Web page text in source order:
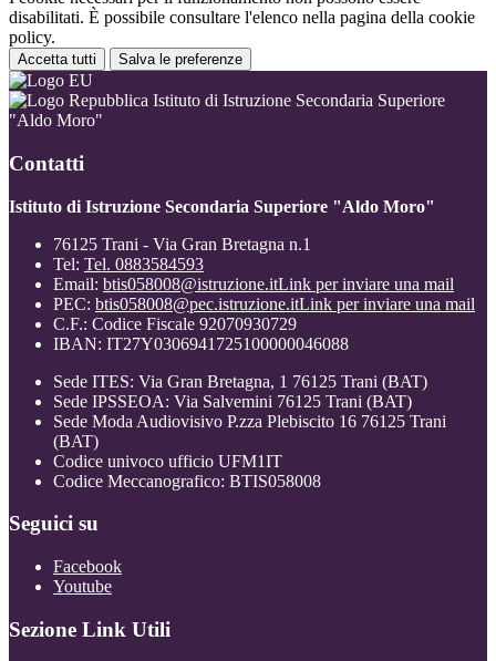
disabilitati. È possibile consultare l'elenco nella pagina della cookie
policy.
Accetta tutti Salva le preferenze
Istituto di Istruzione Secondaria Superiore
"Aldo Moro"
Contatti
Istituto di Istruzione Secondaria Superiore "Aldo Moro"
76125 Trani - Via Gran Bretagna n.1
Tel: Tel. 0883584593
Email: btis058008@istruzione.itLink per inviare una mail
PEC: btis058008@pec.istruzione.itLink per inviare una mail
C.F.: Codice Fiscale 92070930729
IBAN: IT27Y0306941725100000046088
Sede ITES: Via Gran Bretagna, 1 76125 Trani (BAT)
Sede IPSSEOA: Via Salvemini 76125 Trani (BAT)
Sede Moda Audiovisivo P.zza Plebiscito 16 76125 Trani
(BAT)
Codice univoco ufficio UFM1IT
Codice Meccanografico: BTIS058008
Seguici su
Facebook
Youtube
Sezione Link Utili